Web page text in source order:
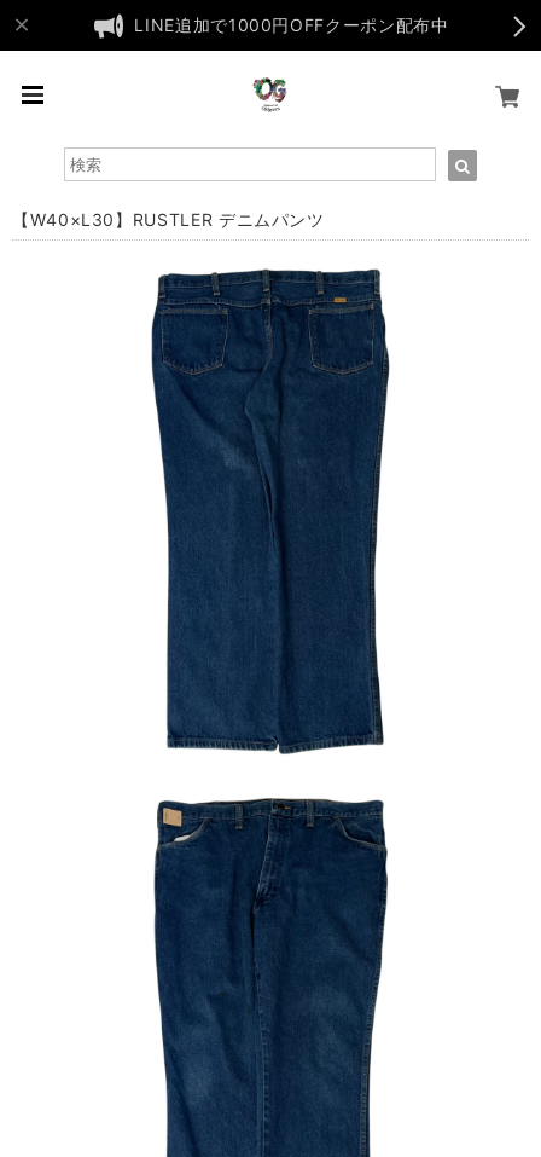
LINE追加で1000円OFFクーポン配布中
【W40×L30】RUSTLER デニムパンツ